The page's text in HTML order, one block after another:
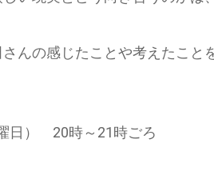
んの感じたことや考えたこと
日） 20時～21時ごろ